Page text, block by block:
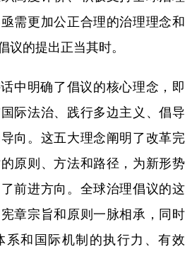
需更加公正合理的治理理念和
的提出正当其时。
明确了倡议的核心理念，即
际法治、践行多边主义、倡导
向。这五大理念阐明了改革完
原则、方法和路径，为新形势
前进方向。全球治理倡议的这
章宗旨和原则一脉相承，同时
系和国际机制的执行力、有效